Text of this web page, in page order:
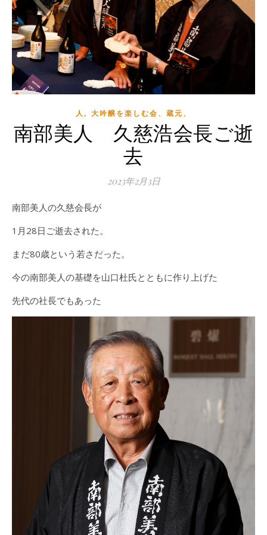
人 , 大吟醸を楽しむ会、蔵元、
南部美人 久慈浩会長ご逝
去
2023年2月3日
南部美人の久慈会長が
1月28日ご逝去された。
まだ80歳という若さだった。
今の南部美人の基礎を山口杜氏とともに作り上げた
先代の社長でもあった